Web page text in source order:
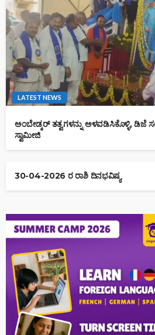
LATEST NEWS
ಅಂಬೇಡ್ಕರ್ ತತ್ವಗಳನ್ನು ಅಳವಡಿಸಿಕೊಳ್ಳಿ, ಡಿಜೆ
ಸ್ವಾಮೀಜಿ
30-04-2026 ರ ರಾಶಿ ದಿನಭವಿಷ್ಯ